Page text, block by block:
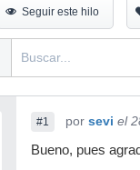
Seguir este hilo
#1 por sevi el
Bueno, pues